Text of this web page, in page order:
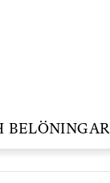
BELÖNINGAR